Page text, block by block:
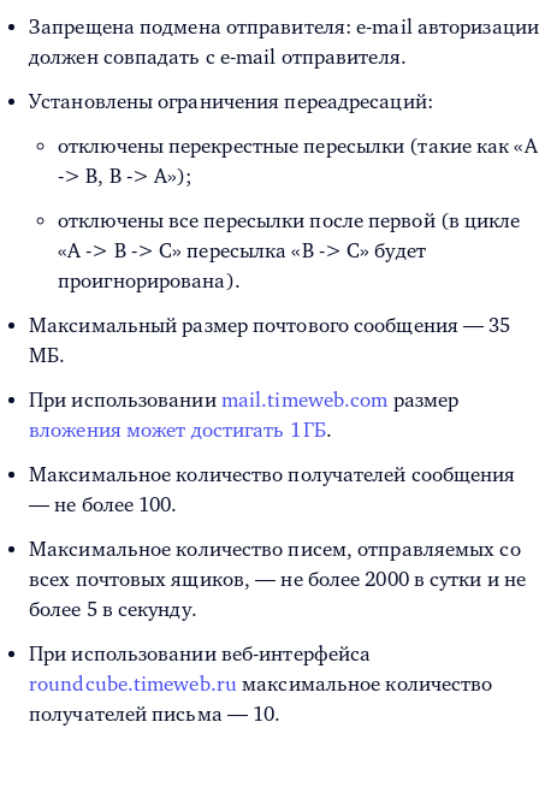
Запрещена подмена отправителя: e-mail авторизации
должен совпадать с e-mail отправителя.
Установлены ограничения переадресаций:
отключены перекрестные пересылки (такие как «А
-> B, B -> A»);
отключены все пересылки после первой (в цикле
«A -> B -> C» пересылка «B -> C» будет
проигнорирована).
Максимальный размер почтового сообщения — 35
МБ.
При использовании mail.timeweb.com размер
вложения может достигать 1 ГБ.
Максимальное количество получателей сообщения
— не более 100.
Максимальное количество писем, отправляемых со
всех почтовых ящиков, — не более 2000 в сутки и не
более 5 в секунду.
При использовании веб-интерфейса
roundcube.timeweb.ru максимальное количество
получателей письма — 10.